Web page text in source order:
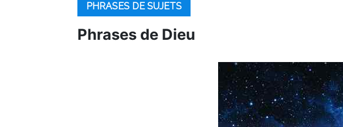
PHRASES DE SUJETS
Phrases de Dieu